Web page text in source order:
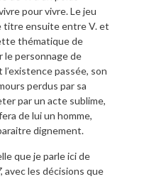
pour vivre. Le jeu
titre ensuite entre V. et
thématique de
le personnage de
passée, son
perdus par sa
par un acte sublime,
de lui un homme,
dignement.
que je parle ici de
, avec les décisions que